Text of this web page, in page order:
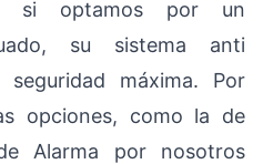
si optamos por un
su sistema anti
máxima. Por
opciones, como la de
Alarma por nosotros